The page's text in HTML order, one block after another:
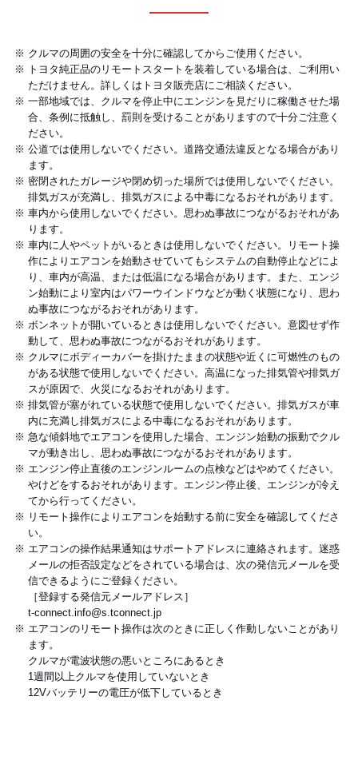
クルマの周囲の安全を十分に確認してからご使用ください。
トヨタ純正品のリモートスタートを装着している場合は、ご利用い
ただけません。詳しくはトヨタ販売店にご相談ください。
一部地域では、クルマを停止中にエンジンを見だりに稼働させた場
合、条例に抵触し、罰則を受けることがありますので十分ご注意く
ださい。
公道では使用しないでください。道路交通法違反となる場合があり
ます。
密閉されたガレージや閉め切った場所では使用しないでください。
排気ガスが充満し、排気ガスによる中毒になるおそれがあります。
車内から使用しないでください。思わぬ事故につながるおそれがあ
ります。
車内に人やペットがいるときは使用しないでください。リモート操
作によりエアコンを始動させていてもシステムの自動停止などによ
り、車内が高温、または低温になる場合があります。また、エンジ
ン始動により室内はパワーウインドウなどが動く状態になり、思わ
ぬ事故につながるおそれがあります。
ボンネットが開いているときは使用しないでください。意図せず作
動して、思わぬ事故につながるおそれがあります。
クルマにボディーカバーを掛けたままの状態や近くに可燃性のもの
がある状態で使用しないでください。高温になった排気管や排気ガ
スが原因で、火災になるおそれがあります。
排気管が塞がれている状態で使用しないでください。排気ガスが車
内に充満し排気ガスによる中毒になるおそれがあります。
急な傾斜地でエアコンを使用した場合、エンジン始動の振動でクル
マが動き出し、思わぬ事故につながるおそれがあります。
エンジン停止直後のエンジンルームの点検などはやめてください。
やけどをするおそれがあります。エンジン停止後、エンジンが冷え
てから行ってください。
リモート操作によりエアコンを始動する前に安全を確認してくださ
い。
エアコンの操作結果通知はサポートアドレスに連絡されます。迷惑
メールの拒否設定などをされている場合は、次の発信元メールを受
信できるようにご登録ください。
［登録する発信元メールアドレス］
t-connect.info@s.tconnect.jp
エアコンのリモート操作は次のときに正しく作動しないことがあり
ます。
クルマが電波状態の悪いところにあるとき
1週間以上クルマを使用していないとき
12Vバッテリーの電圧が低下しているとき